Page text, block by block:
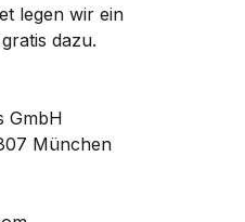
legen wir ein
dazu.
GmbH
München